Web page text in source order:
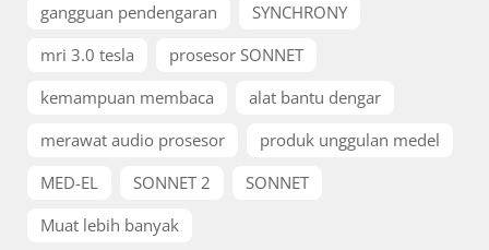
gangguan pendengaran
SYNCHRONY
mri 3.0 tesla
prosesor SONNET
kemampuan membaca
alat bantu dengar
merawat audio prosesor
produk unggulan medel
MED-EL
SONNET 2
SONNET
Muat lebih banyak